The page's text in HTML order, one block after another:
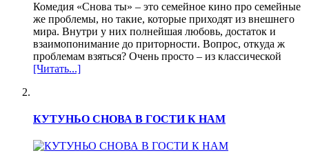
Комедия «Снова ты» – это семейное кино про семейные
же проблемы, но такие, которые приходят из внешнего
мира. Внутри у них полнейшая любовь, достаток и
взаимопонимание до приторности. Вопрос, откуда ж
проблемам взяться? Очень просто – из классической
[Читать...]
КУТУНЬО СНОВА В ГОСТИ К НАМ